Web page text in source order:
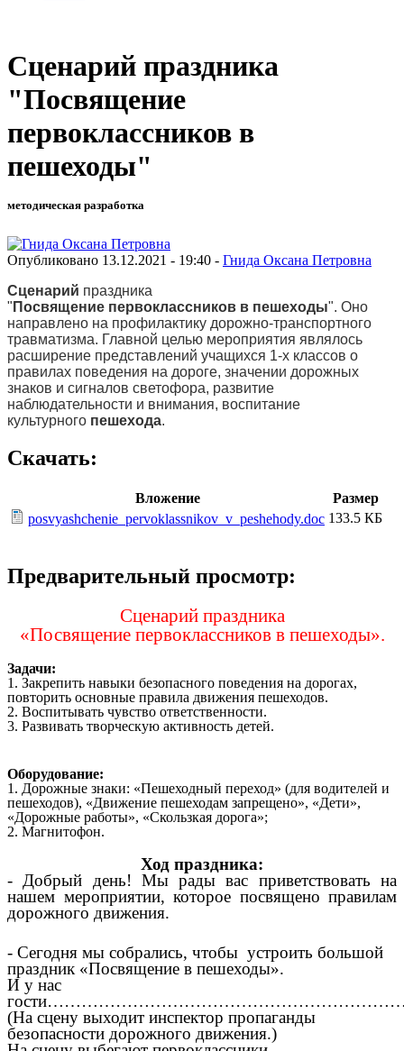
Сценарий праздника
"Посвящение
первоклассников в
пешеходы"
методическая разработка
Опубликовано 13.12.2021 - 19:40 - Гнида Оксана Петровна
Сценарий праздника
" Посвящение первоклассников в пешеходы". Оно
направлено на профилактику дорожно-транспортного
травматизма. Главной целью мероприятия являлось
расширение представлений учащихся 1-х классов о
правилах поведения на дороге, значении дорожных
знаков и сигналов светофора, развитие
наблюдательности и внимания, воспитание
культурного пешехода.
Скачать:
Вложение
Размер
posvyashchenie_pervoklassnikov_v_peshehody.doc 133.5 КБ
Предварительный просмотр:
Сценарий праздника
«Посвящение первоклассников в пешеходы».
Задачи:
1. Закрепить навыки безопасного поведения на дорогах,
повторить основные правила движения пешеходов.
2. Воспитывать чувство ответственности.
3. Развивать творческую активность детей.
Оборудование:
1. Дорожные знаки: «Пешеходный переход» (для водителей и
пешеходов), «Движение пешеходам запрещено», «Дети»,
«Дорожные работы», «Скользкая дорога»;
2. Магнитофон.
Ход праздника:
- Добрый день! Мы рады вас приветствовать на
нашем мероприятии, которое посвящено правилам
дорожного движения.
- Сегодня мы собрались, чтобы устроить большой
праздник «Посвящение в пешеходы».
И у нас
(На сцену выходит инспектор пропаганды
безопасности дорожного движения.)